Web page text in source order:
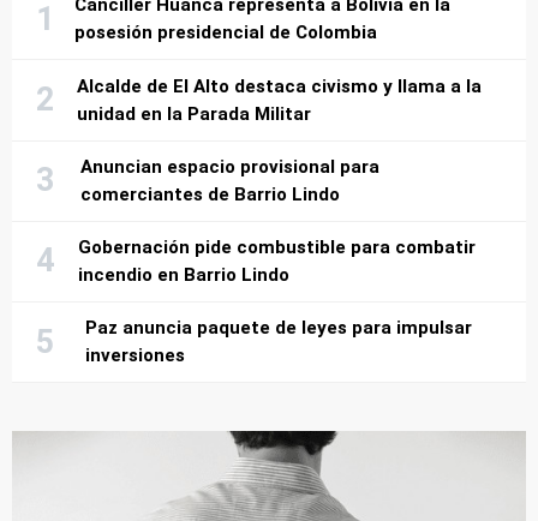
Canciller Huanca representa a Bolivia en la
posesión presidencial de Colombia
Alcalde de El Alto destaca civismo y llama a la
unidad en la Parada Militar
Anuncian espacio provisional para
comerciantes de Barrio Lindo
Gobernación pide combustible para combatir
incendio en Barrio Lindo
Paz anuncia paquete de leyes para impulsar
inversiones